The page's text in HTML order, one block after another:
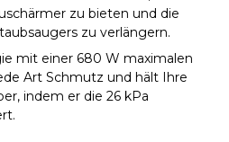
zu bieten und die
zu verlängern.
mit einer 680 W maximalen
Art Schmutz und hält Ihre
indem er die 26 kPa